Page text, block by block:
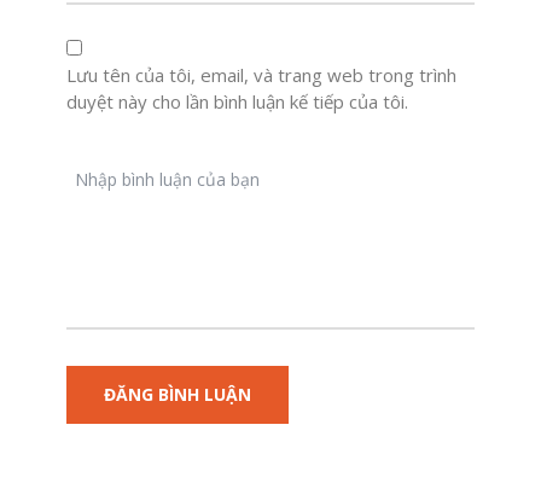
Lưu tên của tôi, email, và trang web trong trình
duyệt này cho lần bình luận kế tiếp của tôi.